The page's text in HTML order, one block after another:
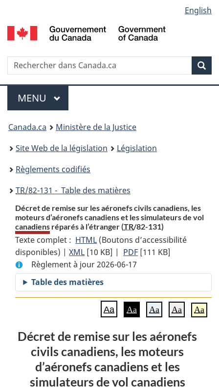
au
contenu
propos
de
la
HTML
simplifiée
selection
English
Recherche
Menu
MENU PRINCIPAL
You
are
here:
Canada.ca
Ministère de la Justice
Site Web de la législation
Législation
Règlements codifiés
TR/82-131 - Table des matières
Décret de remise sur les aéronefs civils canadiens, les
moteurs d’aéronefs canadiens et les simulateurs de vol
canadiens réparés à l’étranger (TR/82-131)
Texte complet : HTML Texte
complet
:
Décret
de
remise
sur
aéronefs
civils
canadiens,
les
(Boutons d’accessibilité
disponibles) |XML Texte
complet
:
Décret
de
remise
les
aéronefs
civils
canadiens,
[10 KB] | PDF Texte
:
Décret
de
remise
les
aéronefs
civils
canadiens,
[111 KB]
Règlement à jour 2026-06-17
Table des matières
Aa Aa Aa Aa Aa
Décret de remise sur les aéronefs
civils canadiens, les moteurs
d’aéronefs canadiens et les
simulateurs de vol canadiens